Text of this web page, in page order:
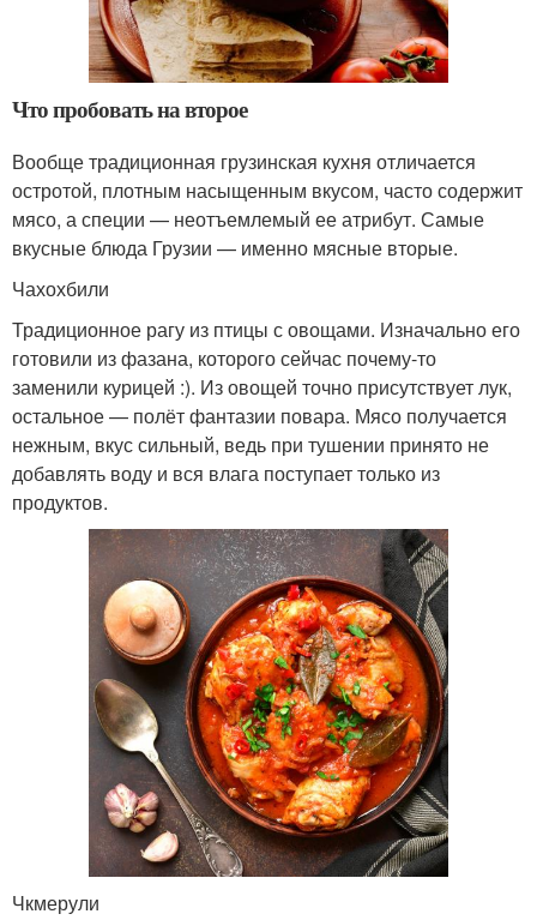
Что пробовать на второе
Вообще традиционная грузинская кухня отличается
остротой, плотным насыщенным вкусом, часто содержит
мясо, а специи — неотъемлемый ее атрибут. Самые
вкусные блюда Грузии — именно мясные вторые.
Чахохбили
Традиционное рагу из птицы с овощами. Изначально его
готовили из фазана, которого сейчас почему-то
заменили курицей :). Из овощей точно присутствует лук,
остальное — полёт фантазии повара. Мясо получается
нежным, вкус сильный, ведь при тушении принято не
добавлять воду и вся влага поступает только из
продуктов.
Чкмерули